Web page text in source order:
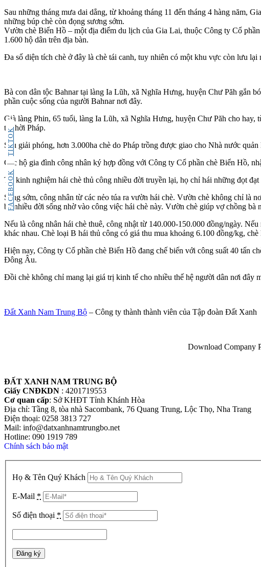
FACEBOOK
TIKTOK
Sau những tháng mưa dai dẳng, từ khoảng tháng 11 đến tháng 4 hàng năm,
những búp chè còn đọng sương sớm.
Vườn chè Biển Hồ – một địa điểm du lịch của Gia Lai, thuộc Công ty Cổ
1.600 hộ dân trên địa bàn.
Đa số diện tích chè ở đây là chè tái canh, tuy nhiên có một khu vực còn lưu
Bà con dân tộc Bahnar tại làng Ia Lũh, xã Nghĩa Hưng, huyện Chư Păh gắn
phần cuộc sống của người Bahnar nơi đây.
Già làng Phin, 65 tuổi, làng Ia Lũh, xã Nghĩa Hưng, huyện Chư Păh cho
từ thời Pháp.
Sau giải phóng, hơn 3.000ha chè do Pháp trồng được giao cho Nhà nước
Các hộ gia đình công nhân ký hợp đồng với Công ty Cổ phần chè Biển Hồ,
Từ kinh nghiệm hái chè thủ công nhiều đời truyền lại, họ chỉ hái những đọt
Sáng sớm, công nhân từ các nẻo túa ra vườn hái chè. Vườn chè không chỉ
bà nhiều đời sống nhờ vào công việc hái chè này. Vườn chè giúp vợ chồng bà
Nếu là công nhân hái chè thuê, công nhật từ 140.000-150.000 đồng/ngày.
khác nhau. Chè loại B hái thủ công có giá thu mua khoảng 6.100 đồng/kg,
Hiện nay, Công ty Cổ phần chè Biển Hồ đang chế biến với công suất 40 tấn
Đông Âu.
Đồi chè không chỉ mang lại giá trị kinh tế cho nhiều thế hệ người dân nơi đây
Đất Xanh Nam Trung Bộ – Công ty thành thành viên của Tập đoàn Đất Xanh
Download Company
ĐẤT XANH NAM TRUNG BỘ
Giấy CNĐKDN : 4201719553
Cơ quan cấp: Sở KHĐT Tỉnh Khánh Hòa
Địa chỉ: Tầng 8, tòa nhà Sacombank, 76 Quang Trung, Lộc Thọ, Nha Trang
Điện thoại: 0258 3813 727
Mail: info@datxanhnamtrungbo.net
Hotline: 090 1919 789
Chính sách bảo mật
Họ & Tên Quý Khách
E-Mail *
Số điện thoại *